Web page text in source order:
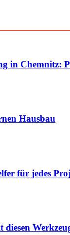
in Chemnitz:
Hausbau
für jedes